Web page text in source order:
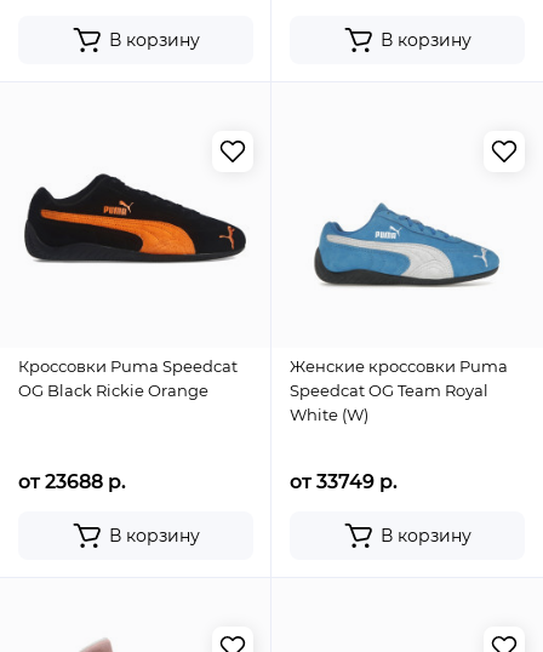
В корзину В корзину
Кроссовки Puma Speedcat
OG Black Rickie Orange
от 23688 р.
В корзину
Женские кроссовки Puma
Speedcat OG Team Royal
White (W)
от 33749 р.
В корзину